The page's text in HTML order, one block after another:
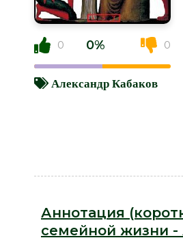
0 0% 0
Александр Кабаков
Аннотация
семейной жизни -